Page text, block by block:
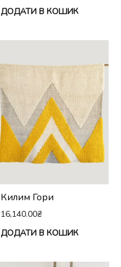
ДОДАТИ В КОШИК
Килим Гори
16,140.00₴
ДОДАТИ В КОШИК